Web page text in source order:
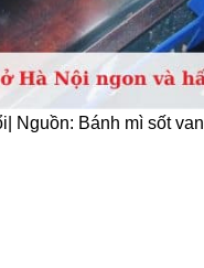
Nguồn: Bánh mì sốt